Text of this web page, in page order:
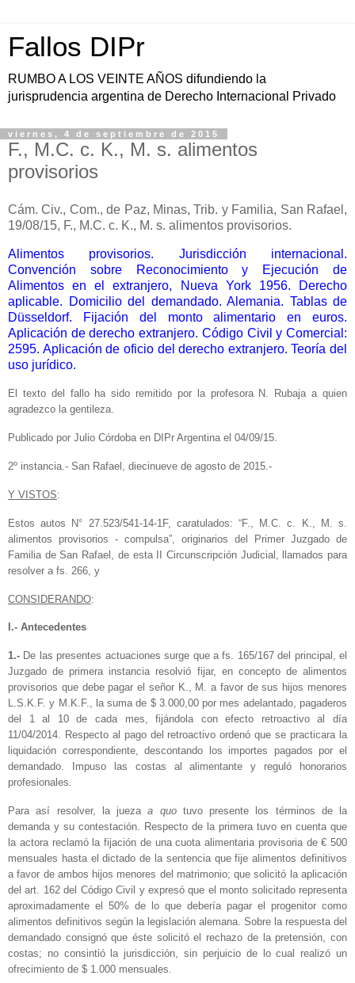
Fallos DIPr
RUMBO A LOS VEINTE AÑOS difundiendo la
jurisprudencia argentina de Derecho Internacional Privado
viernes, 4 de septiembre de 2015
F., M.C. c. K., M. s. alimentos
provisorios
Cám. Civ., Com., de Paz, Minas, Trib. y Familia, San Rafael,
19/08/15, F., M.C. c. K., M. s. alimentos provisorios.
Alimentos provisorios. Jurisdicción internacional.
Convención sobre Reconocimiento y Ejecución de
Alimentos en el extranjero, Nueva York 1956. Derecho
aplicable. Domicilio del demandado. Alemania. Tablas de
Düsseldorf. Fijación del monto alimentario en euros.
Aplicación de derecho extranjero. Código Civil y Comercial:
2595. Aplicación de oficio del derecho extranjero. Teoría del
uso jurídico.
El texto del fallo ha sido remitido por la profesora N. Rubaja a quien
agradezco la gentileza.
Publicado por Julio Córdoba en DIPr Argentina el 04/09/15.
2º instancia.- San Rafael, diecinueve de agosto de 2015.-
Y VISTOS:
Estos autos N° 27.523/541-14-1F, caratula­dos: “F., M.C. c. K., M. s.
alimentos provisorios - compulsa”, ori­gina­rios del Primer Juzgado de
Familia de San Rafael, de esta II Cir­cuns­crip­ción Judi­cial, llamados para
resolver a fs. 266, y
CONSIDERANDO:
I.- Antecedentes
1.- De las presentes actuaciones surge que a fs. 165/167 del principal, el
Juzgado de primera instancia resolvió fijar, en concepto de alimentos
provisorios que debe pagar el señor K., M. a favor de sus hijos menores
L.S.K.F. y M.K.F., la suma de $ 3.000,00 por mes adelantado, pagaderos
del 1 al 10 de cada mes, fijándola con efecto retroactivo al día
11/04/2014. Respecto al pago del retroactivo ordenó que se practicara la
liquidación correspondiente, descontando los importes pagados por el
demandado. Impuso las costas al alimentante y reguló honorarios
profesionales.
Para así resolver, la juezaa quotuvo presente los términos de la
demanda y su contestación. Respecto de la primera tuvo en cuenta que
la actora reclamó la fijación de una cuota alimentaria provisoria de € 500
mensuales hasta el dictado de la sentencia que fije alimentos definitivos
a favor de ambos hijos menores del matrimonio; que solicitó la aplicación
del art. 162 del Código Civil y expresó que el monto solicitado representa
aproximadamente el 50% de lo que debería pagar el progenitor como
alimentos definitivos según la legislación alemana. Sobre la respuesta del
demandado consignó que éste solicitó el rechazo de la pretensión, con
costas; no consintió la jurisdicción, sin perjuicio de lo cual realizó un
ofrecimiento de $ 1.000 mensuales.